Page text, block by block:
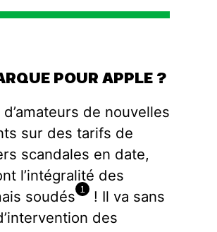
POUR APPLE ?
de nouvelles
sur des tarifs de
scandales en date,
l’intégralité des
soudés 1
! Il va sans
des